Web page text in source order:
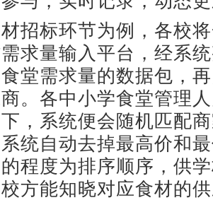
标环节为例，各校将
求量输入平台，经系
堂需求量的数据包，
。各中小学食堂管理
，系统便会随机匹配
统自动去掉最高价和
程度为排序顺序，供
方能知晓对应食材的